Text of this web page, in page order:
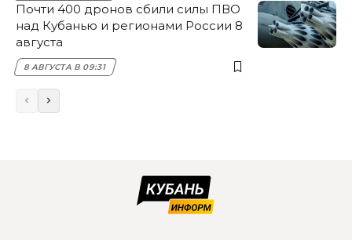
Почти 400 дронов сбили силы ПВО
над Кубанью и регионами России 8
августа
8 АВГУСТА В 09:31